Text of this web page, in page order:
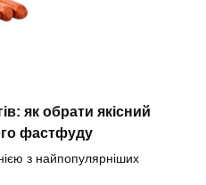
як обрати якісний
фастфуду
з найпопулярніших